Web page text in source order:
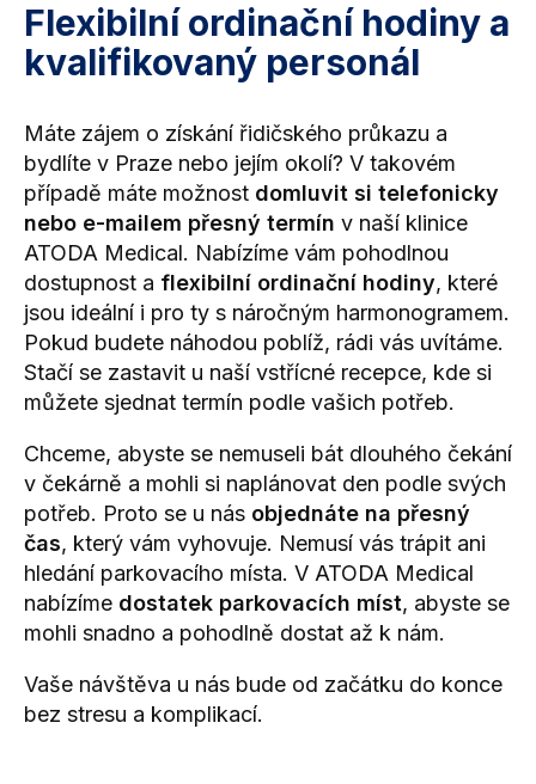
Flexibilní ordinační hodiny a
kvalifikovaný personál
Máte zájem o získání řidičského průkazu a
bydlíte v Praze nebo jejím okolí? V takovém
případě máte možnost domluvit si telefonicky
nebo e-mailem přesný termín v naší klinice
ATODA Medical. Nabízíme vám pohodlnou
dostupnost a flexibilní ordinační hodiny, které
jsou ideální i pro ty s náročným harmonogramem.
Pokud budete náhodou poblíž, rádi vás uvítáme.
Stačí se zastavit u naší vstřícné recepce, kde si
můžete sjednat termín podle vašich potřeb.
Chceme, abyste se nemuseli bát dlouhého čekání
v čekárně a mohli si naplánovat den podle svých
potřeb. Proto se u nás objednáte na přesný
čas, který vám vyhovuje. Nemusí vás trápit ani
hledání parkovacího místa. V ATODA Medical
nabízíme dostatek parkovacích míst, abyste se
mohli snadno a pohodlně dostat až k nám.
Vaše návštěva u nás bude od začátku do konce
bez stresu a komplikací.